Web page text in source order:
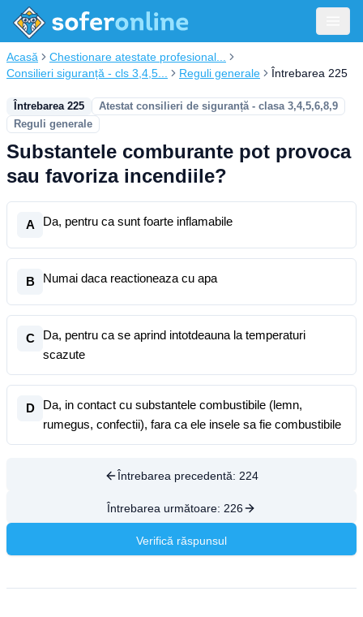
Acasă
Chestionare atestate profesional...
Consilieri siguranță - cls 3,4,5...
Reguli generale Întrebarea 225
Întrebarea 225
Atestat consilieri de siguranță - clasa 3,4,5,6,8,9
Reguli generale
Substantele comburante pot provoca
sau favoriza incendiile?
A Da, pentru ca sunt foarte inflamabile
B Numai daca reactioneaza cu apa
C
Da, pentru ca se aprind intotdeauna la temperaturi
scazute
D
Da, in contact cu substantele combustibile (lemn,
rumegus, confectii), fara ca ele insele sa fie combustibile
Întrebarea precedentă: 224
Întrebarea următoare: 226
Verifică răspunsul